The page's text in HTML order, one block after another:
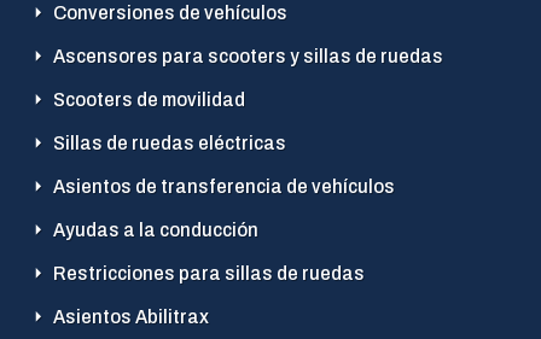
Conversiones de vehículos
Ascensores para scooters y sillas de ruedas
Scooters de movilidad
Sillas de ruedas eléctricas
Asientos de transferencia de vehículos
Ayudas a la conducción
Restricciones para sillas de ruedas
Asientos Abilitrax